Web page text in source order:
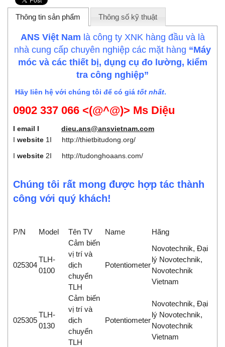
Thông tin sản phẩm Thông số kỹ thuật
ANS Việt Nam là công ty XNK hàng đầu và là
nhà cung cấp chuyên nghiệp các mặt hàng “Máy
móc và các thiết bị, dụng cụ đo lường, kiểm
tra công nghiệp”
Hãy liên hệ với chúng tôi để có giá tốt nhất.
0902 337 066 <(@^@)> Ms Diệu
I email I dieu.ans@ansvietnam.com
I website 1I http://thietbitudong.org/
I website 2I http://tudonghoaans.com/
Chúng tôi rất mong được hợp tác thành
công với quý khách!
P/N Model Tên TV Name Hãng
025304
TLH-
0100
Cảm biến
vị trí và
dịch
chuyển
TLH
Potentiometer
Novotechnik, Đại
lý Novotechnik,
Novotechnik
Vietnam
025305
TLH-
0130
Cảm biến
vị trí và
dịch
chuyển
TLH
Potentiometer
Novotechnik, Đại
lý Novotechnik,
Novotechnik
Vietnam